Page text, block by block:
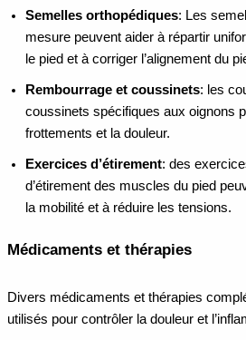
Semelles orthopédiques: Les
mesure peuvent aider à répartir
le pied et à corriger l’alignement du
Rembourrage et coussinets: les
coussinets spécifiques aux oignons
frottements et la douleur.
Exercices d’étirement: des
d’étirement des muscles du pied
la mobilité et à réduire les tensions.
Médicaments et thérapies
Divers médicaments et thérapies
utilisés pour contrôler la douleur et